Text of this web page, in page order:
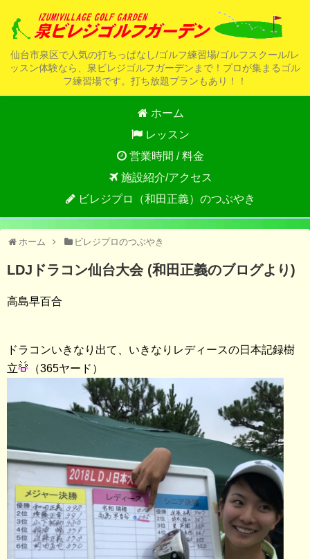
仙台市泉区で人気の打ちっぱなし/ゴルフ練習場/ゴルフスクール/レ
ッスン体験なら、泉ビレジゴルフガーデンまで！プロが集まるゴル
フ練習場です。打ち放題プランもあり！！
ホーム
レッスン
営業時間 / 料金
施設紹介/アクセス
ビレジプロ（和田正義）のつぶやき
ホーム ビレジプロのつぶやき
LDJドラコン仙台大会 (和田正義のブログより)
高島早百合
ドラコンいきなり出て、いきなりレディースの日本記録樹
立
（365ヤード）